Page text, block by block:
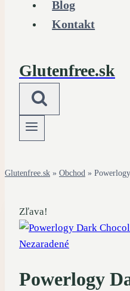
Blog
Kontakt
Glutenfree.sk
Glutenfree.sk » Obchod »
Zľava!
Nezaradené
Powerlogy